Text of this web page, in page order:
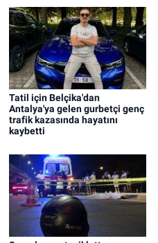
Tatil için Belçika'dan
Antalya'ya gelen gurbetçi genç
trafik kazasında hayatını
kaybetti